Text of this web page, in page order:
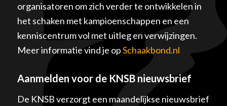
organisatoren om zich verder te ontwikkelen in
het schaken met kampioenschappen en een
kenniscentrum vol met uitleg en verwijzingen.
Meer informatie vind je opSchaakbond.nl
Aanmelden voor de KNSB nieuwsbrief
De KNSB verzorgt een maandelijkse nieuwsbrief